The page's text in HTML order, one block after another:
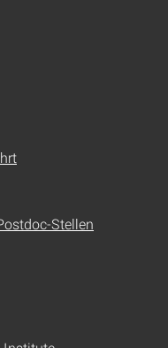
Stellen